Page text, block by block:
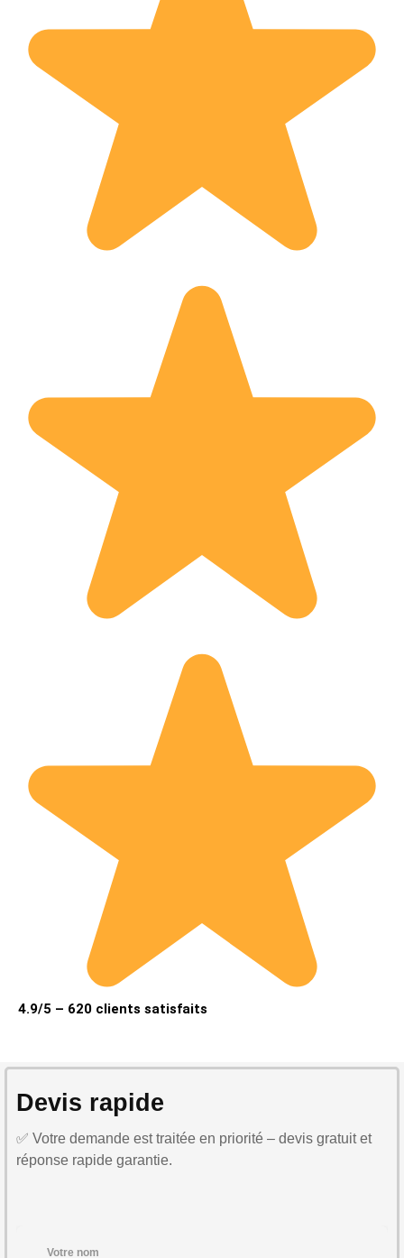
4.9/5 – 620 clients satisfaits
Devis rapide
✅ Votre demande est traitée en priorité – devis gratuit et
réponse rapide garantie.
Votre nom